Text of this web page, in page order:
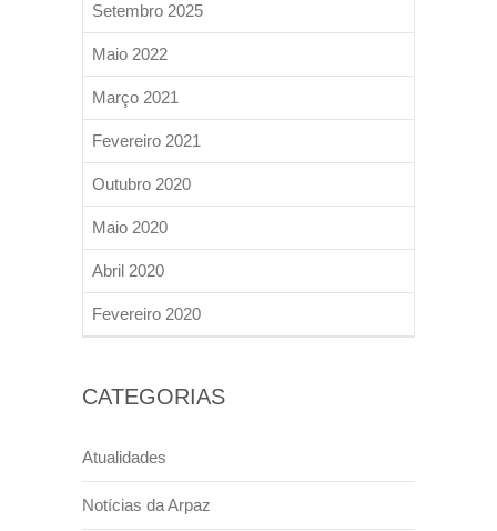
Setembro 2025
Maio 2022
Março 2021
Fevereiro 2021
Outubro 2020
Maio 2020
Abril 2020
Fevereiro 2020
CATEGORIAS
Atualidades
Notícias da Arpaz